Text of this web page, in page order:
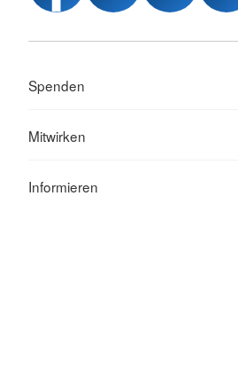
Spenden
Mitwirken
Informieren